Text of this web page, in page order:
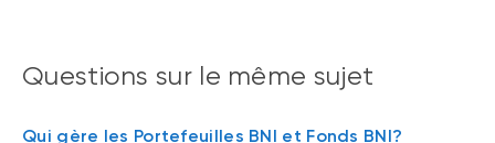
Questions sur le même sujet
Qui gère les Portefeuilles BNI et Fonds BNI?